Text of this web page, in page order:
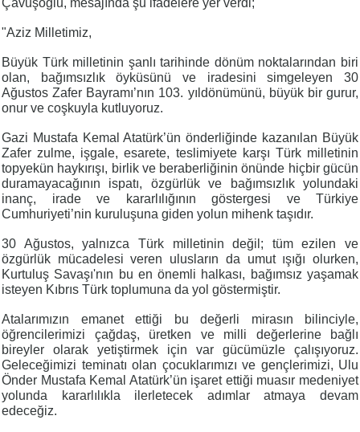
"Aziz Milletimiz,
Büyük Türk milletinin şanlı tarihinde dönüm noktalarından biri
olan, bağımsızlık öyküsünü ve iradesini simgeleyen 30
Ağustos Zafer Bayramı’nın 103. yıldönümünü, büyük bir gurur,
onur ve coşkuyla kutluyoruz.
Gazi Mustafa Kemal Atatürk’ün önderliğinde kazanılan Büyük
Zafer zulme, işgale, esarete, teslimiyete karşı Türk milletinin
topyekün haykırışı, birlik ve beraberliğinin önünde hiçbir gücün
duramayacağının ispatı, özgürlük ve bağımsızlık yolundaki
inanç, irade ve kararlılığının göstergesi ve Türkiye
Cumhuriyeti’nin kuruluşuna giden yolun mihenk taşıdır.
30 Ağustos, yalnızca Türk milletinin değil; tüm ezilen ve
özgürlük mücadelesi veren ulusların da umut ışığı olurken,
Kurtuluş Savaşı'nın bu en önemli halkası, bağımsız yaşamak
isteyen Kıbrıs Türk toplumuna da yol göstermiştir.
Atalarımızın emanet ettiği bu değerli mirasın bilinciyle,
öğrencilerimizi çağdaş, üretken ve milli değerlerine bağlı
bireyler olarak yetiştirmek için var gücümüzle çalışıyoruz.
Geleceğimizi teminatı olan çocuklarımızı ve gençlerimizi, Ulu
Önder Mustafa Kemal Atatürk’ün işaret ettiği muasır medeniyet
yolunda kararlılıkla ilerletecek adımlar atmaya devam
edeceğiz.